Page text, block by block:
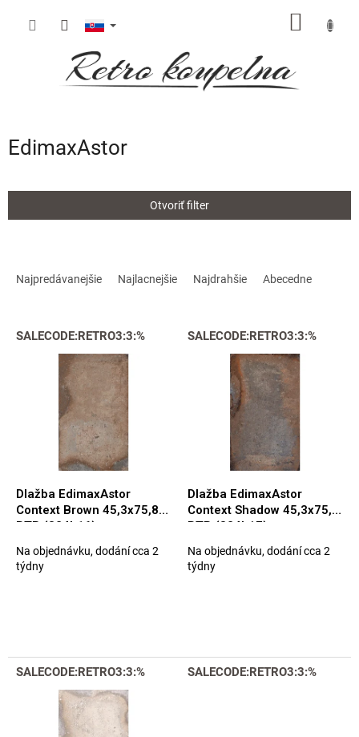
EdimaxAstor
Otvoriť filter
Najpredávanejšie Najlacnejšie Najdrahšie Abecedne
VSALECODE:RETRO3:3:%
Dlažba EdimaxAstor
Context Brown 45,3x75,8
BTR (824L16)
Na objednávku, dodání cca 2
týdny
SALECODE:RETRO3:3:%
Dlažba EdimaxAstor
Context Shadow 45,3x75,8
BTR (824L17)
Na objednávku, dodání cca 2
týdny
SALECODE:RETRO3:3:% SALECODE:RETRO3:3:%